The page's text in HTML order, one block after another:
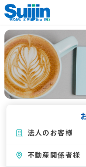
会社紹介
業務内容
お客様別
よくあるご質問
トピックス
法人のお客様
不動産関係者様